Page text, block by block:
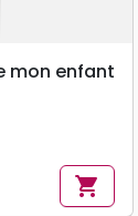
mon enfant
shopping_cart